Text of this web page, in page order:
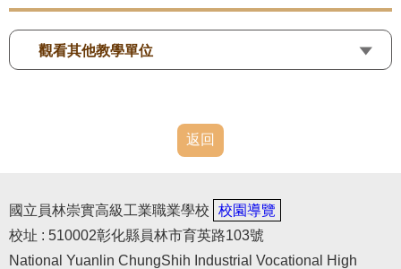
觀看其他教學單位
返回
國立員林崇實高級工業職業學校
校園導覽
校址 : 510002彰化縣員林市育英路103號
National Yuanlin ChungShih Industrial Vocational High